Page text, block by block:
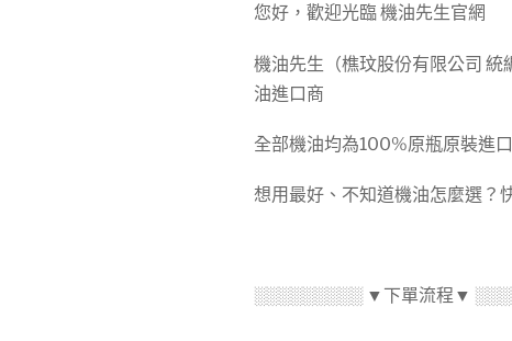
您好，歡迎光臨 機油先生官網
機油先生（樵玟股份有限公司
油進口商
全部機油均為100%原瓶原裝進
想用最好、不知道機油怎麼選？
░░░░░░░░░ ▼下單流程▼